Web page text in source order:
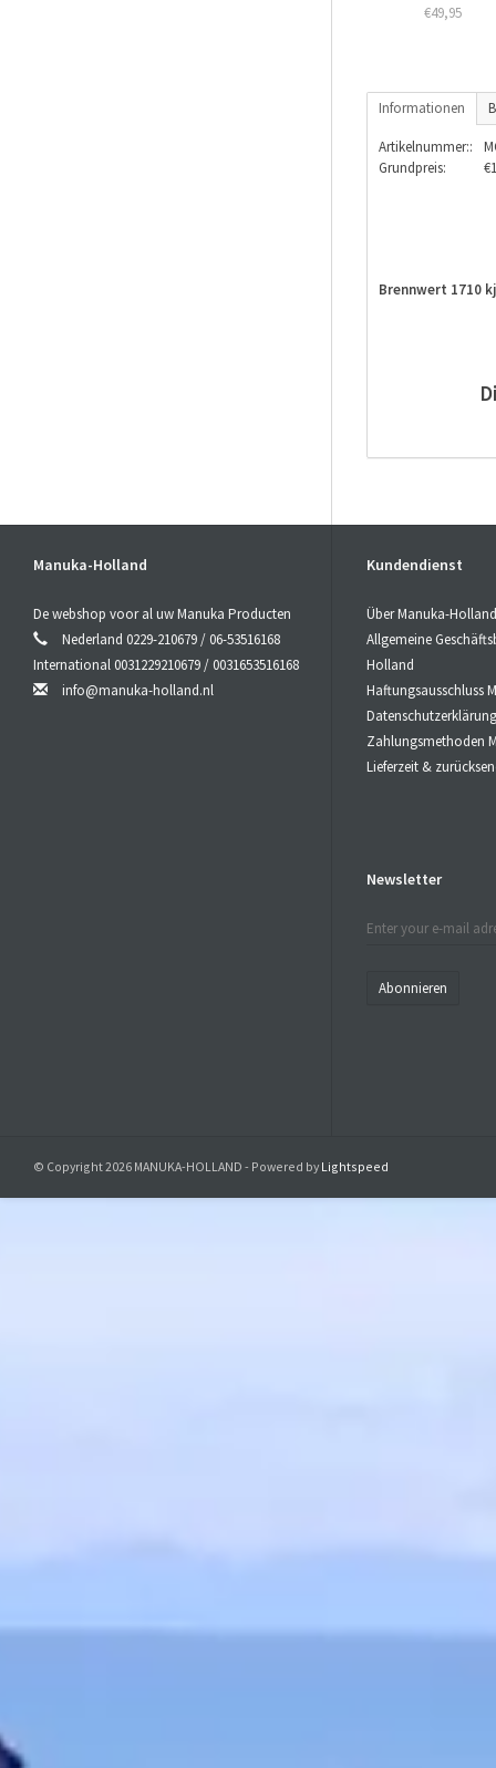
€49,95
Informationen
Artikelnummer::
Grundpreis:
Brennwert 1710
E-Mail:
Manuka-Holland
De webshop voor al uw Manuka Producten
Nederland 0229-210679 / 06-53516168
International 0031229210679 / 0031653516168
info@manuka-holland.nl
Kundendienst
Über Manuka-Holland
Allgemeine
Holland
Haftungsausschluss
Zahlungsmethoden
Lieferzeit &
Newsletter
Abonnieren
© Copyright 2026 MANUKA-HOLLAND - Powered by Lightspeed